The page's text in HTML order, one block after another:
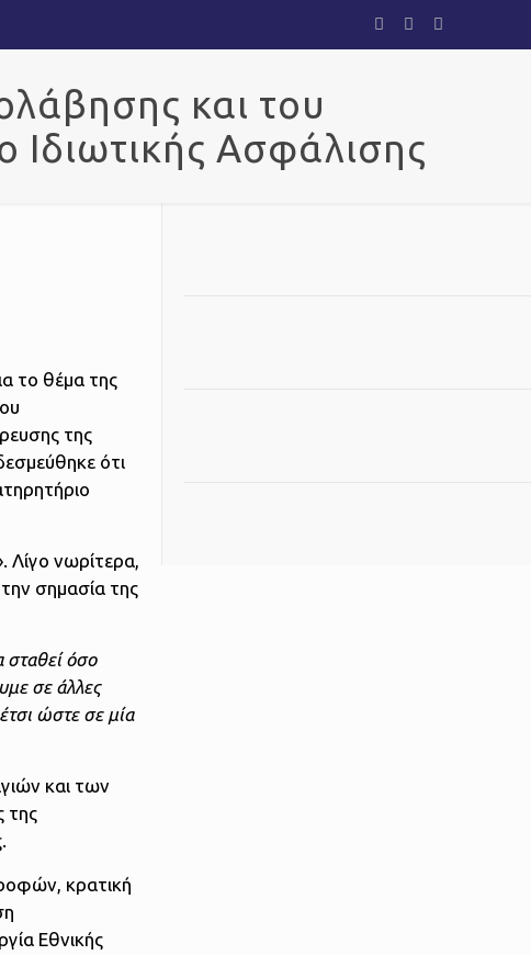
και του
Ιδιωτικής Ασφάλισης
το θέμα της
της
ότι
Λίγο νωρίτερα,
σημασία της
σταθεί όσο
σε άλλες
ώστε σε μία
και των
της
κρατική
Εθνικής